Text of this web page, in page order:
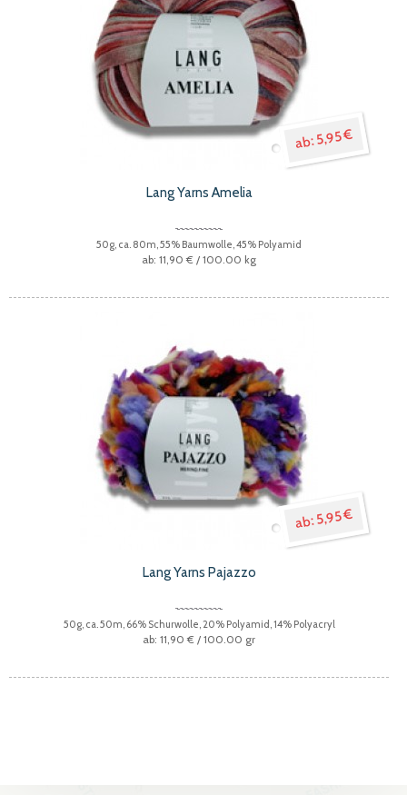
5,95 €
Lang Yarns Amelia
50g, ca. 80m, 55% Baumwolle, 45% Polyamid
11,90 € / 100.00 kg
5,95 €
Lang Yarns Pajazzo
50g, ca. 50m, 66% Schurwolle, 20% Polyamid, 14% Polyacryl
11,90 € / 100.00 gr